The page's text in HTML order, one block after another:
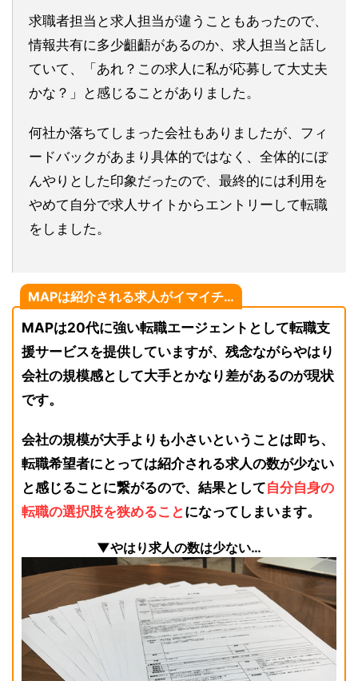
求職者担当と求人担当が違うこともあったので、
情報共有に多少齟齬があるのか、求人担当と話し
ていて、「あれ？この求人に私が応募して大丈夫
かな？」と感じることがありました。
何社か落ちてしまった会社もありましたが、フィ
ードバックがあまり具体的ではなく、全体的にぼ
んやりとした印象だったので、最終的には利用を
やめて自分で求人サイトからエントリーして転職
をしました。
MAPは紹介される求人がイマイチ…
MAPは20代に強い転職エージェントとして転職支
援サービスを提供していますが、残念ながらやはり
会社の規模感として大手とかなり差があるのが現状
です。
会社の規模が大手よりも小さいということは即ち、
転職希望者にとっては紹介される求人の数が少ない
と感じることに繋がるので、結果として自分自身の
転職の選択肢を狭めること になってしまいます。
▼やはり求人の数は少ない…